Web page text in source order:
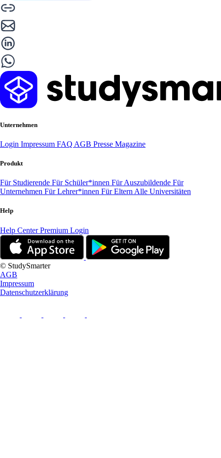
Unternehmen
Login Impressum FAQ AGB Presse Magazine
Produkt
Für Studierende Für Schüler*innen Für Auszubildende Für
Unternehmen Für Lehrer*innen Für Eltern Alle Universitäten
Help
Help CenterPremium Login
© StudySmarter
AGB
Impressum
Datenschutzerklärung